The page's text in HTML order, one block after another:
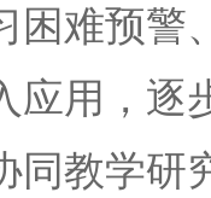
困难预警
应用，逐
同教学研